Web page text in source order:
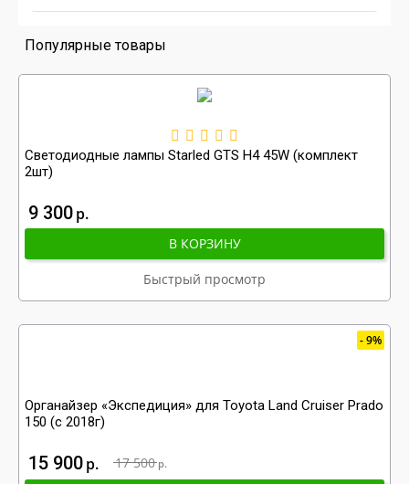
Популярные товары
Светодиодные лампы Starled GTS H4 45W (комплект
2шт)
9 300р
В КОРЗИНУ
Быстрый просмотр
9%
Органайзер «Экспедиция» для Toyota Land Cruiser Prado
150 (с 2018г)
17 500 р
15 900р